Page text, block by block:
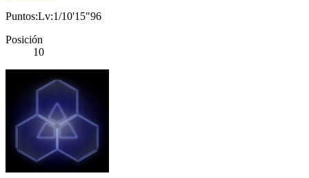
Puntos:Lv:1/10'15"96
Posición
10